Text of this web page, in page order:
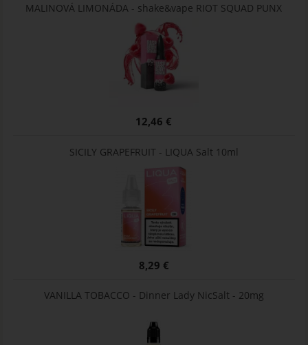
MALINOVÁ LIMONÁDA - shake&vape RIOT SQUAD PUNX
12,46 €
SICILY GRAPEFRUIT - LIQUA Salt 10ml
8,29 €
VANILLA TOBACCO - Dinner Lady NicSalt - 20mg